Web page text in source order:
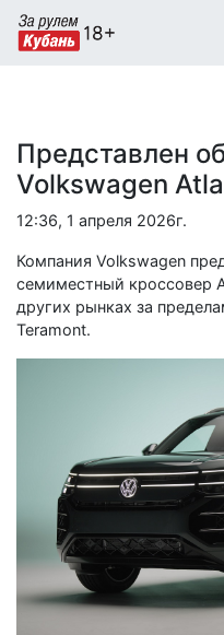
Представлен
Volkswagen
12:36, 1 апреля 2026г.
Компания Volkswagen
семиместный кроссовер
других рынках за
Teramont.